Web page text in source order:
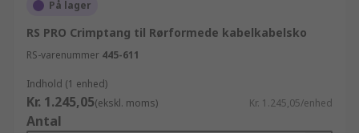
På lager
RS PRO Crimptang til Rørformede kabelkabelsko
RS-varenummer 445-611
Indhold (1 enhed)
Kr. 1.245,05(ekskl. moms) Kr. 1.245,05/enhed
Antal